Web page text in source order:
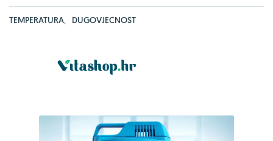
TEMPERATURA, DUGOVJEČNOST